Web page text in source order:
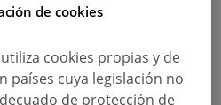
pacientes
ilusión entre los más
los mayores.
de cookies
cookies propias y de
países cuya legislación no
de protección de